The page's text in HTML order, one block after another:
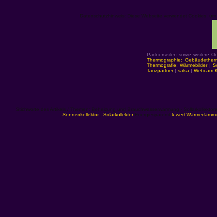
Datenschutzhinweis: Diese Webseite verwendet Cookies,
Partnerseiten sowie weitere
Thermographie:
Thermografie: Wärmebilder|
Tanzpartner| salsa | Webcam
Stichworte des Artikels / Themen: Beheizung und Brauchwasserwärmung -
Sonnenkollektor| SolarkollektorEnergiesparend k-wert